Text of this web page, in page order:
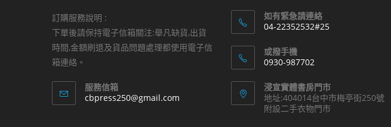
訂購服務說明 :
下單後請保持電子信箱關注:舉凡缺貨,出貨
時間,金額刷退及貨品問題處理都使用電子信
箱連絡。
服務信箱
cbpress250@gmail.com
如有緊急請連絡
04-22352532#25
in
your
application
或撥手機
0930-987702
in
your
浸宣實體書房門市
地址:404014台中市梅亭街250號
附設二手衣物門市